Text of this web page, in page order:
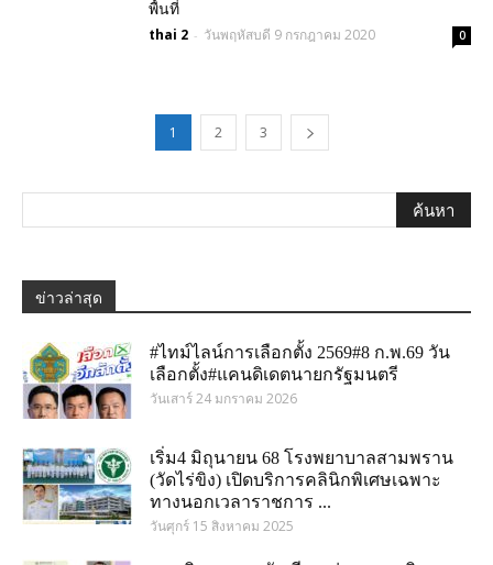
พื้นที่
thai 2 - วันพฤหัสบดี 9 กรกฎาคม 2020 0
1 2 3
ข่าวล่าสุด
#ไทม์ไลน์การเลือกตั้ง 2569#8 ก.พ.69 วัน
เลือกตั้ง#แคนดิเดตนายกรัฐมนตรี
วันเสาร์ 24 มกราคม 2026
เริ่ม4 มิถุนายน 68 โรงพยาบาลสามพราน
(วัดไร่ขิง) เปิดบริการคลินิกพิเศษเฉพาะ
ทางนอกเวลาราชการ ...
วันศุกร์ 15 สิงหาคม 2025